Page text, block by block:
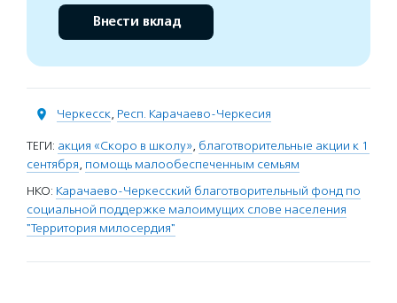
Внести вклад
Черкесск, Респ. Карачаево-Черкесия
ТЕГИ: акция «Скоро в школу», благотворительные акции к 1
сентября, помощь малообеспеченным семьям
НКО: Карачаево-Черкесский благотворительный фонд по
социальной поддержке малоимущих слове населения
"Территория милосердия"